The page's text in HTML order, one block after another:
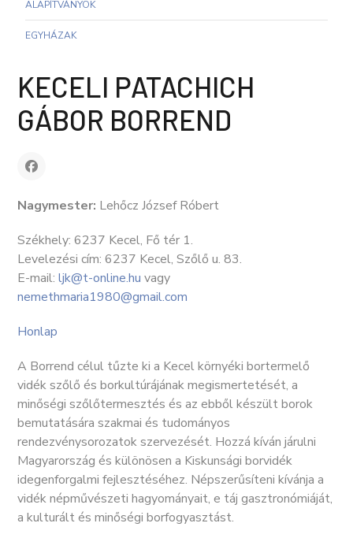
ALAPÍTVÁNYOK
EGYHÁZAK
KECELI PATACHICH
GÁBOR BORREND
Nagymester: Lehőcz József Róbert
Székhely: 6237 Kecel, Fő tér 1.
Levelezési cím: 6237 Kecel, Szőlő u. 83.
E-mail: ljk@t-online.hu vagy
nemethmaria1980@gmail.com
Honlap
A Borrend célul tűzte ki a Kecel környéki bortermelő
vidék szőlő és borkultúrájának megismertetését, a
minőségi szőlőtermesztés és az ebből készült borok
bemutatására szakmai és tudományos
rendezvénysorozatok szervezését. Hozzá kíván járulni
Magyarország és különösen a Kiskunsági borvidék
idegenforgalmi fejlesztéséhez. Népszerűsíteni kívánja a
vidék népművészeti hagyományait, e táj gasztronómiáját,
a kulturált és minőségi borfogyasztást.